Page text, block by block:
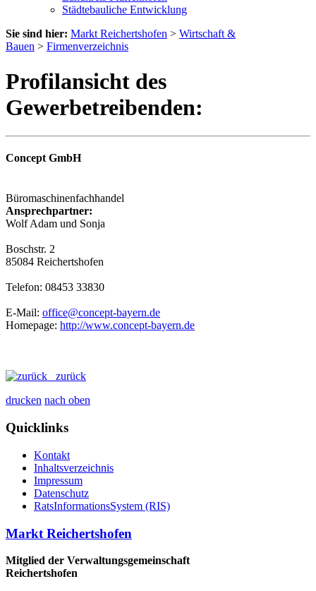
Städtebauliche Entwicklung
Sie sind hier: Markt Reichertshofen > Wirtschaft &
Bauen > Firmenverzeichnis
Profilansicht des
Gewerbetreibenden:
Concept GmbH
Büromaschinenfachhandel
Ansprechpartner:
Wolf Adam und Sonja
Boschstr. 2
85084 Reichertshofen
Telefon: 08453 33830
E-Mail: office@concept-bayern.de
Homepage: http://www.concept-bayern.de
zurück
drucken nach oben
Quicklinks
Kontakt
Inhaltsverzeichnis
Impressum
Datenschutz
RatsInformationsSystem (RIS)
Markt Reichertshofen
Mitglied der Verwaltungsgemeinschaft
Reichertshofen